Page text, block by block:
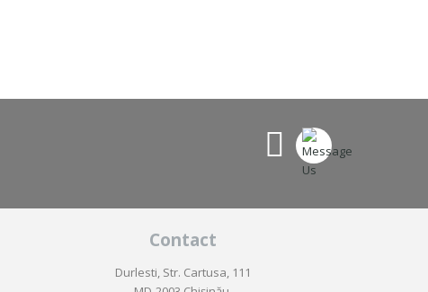
Contact
Durlesti, Str. Cartusa, 111